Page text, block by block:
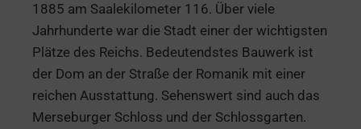
1885 am Saalekilometer 116. Über viele
Jahrhunderte war die Stadt einer der wichtigsten
Plätze des Reichs. Bedeutendstes Bauwerk ist
der Dom an der Straße der Romanik mit einer
reichen Ausstattung. Sehenswert sind auch das
Merseburger Schloss und der Schlossgarten.